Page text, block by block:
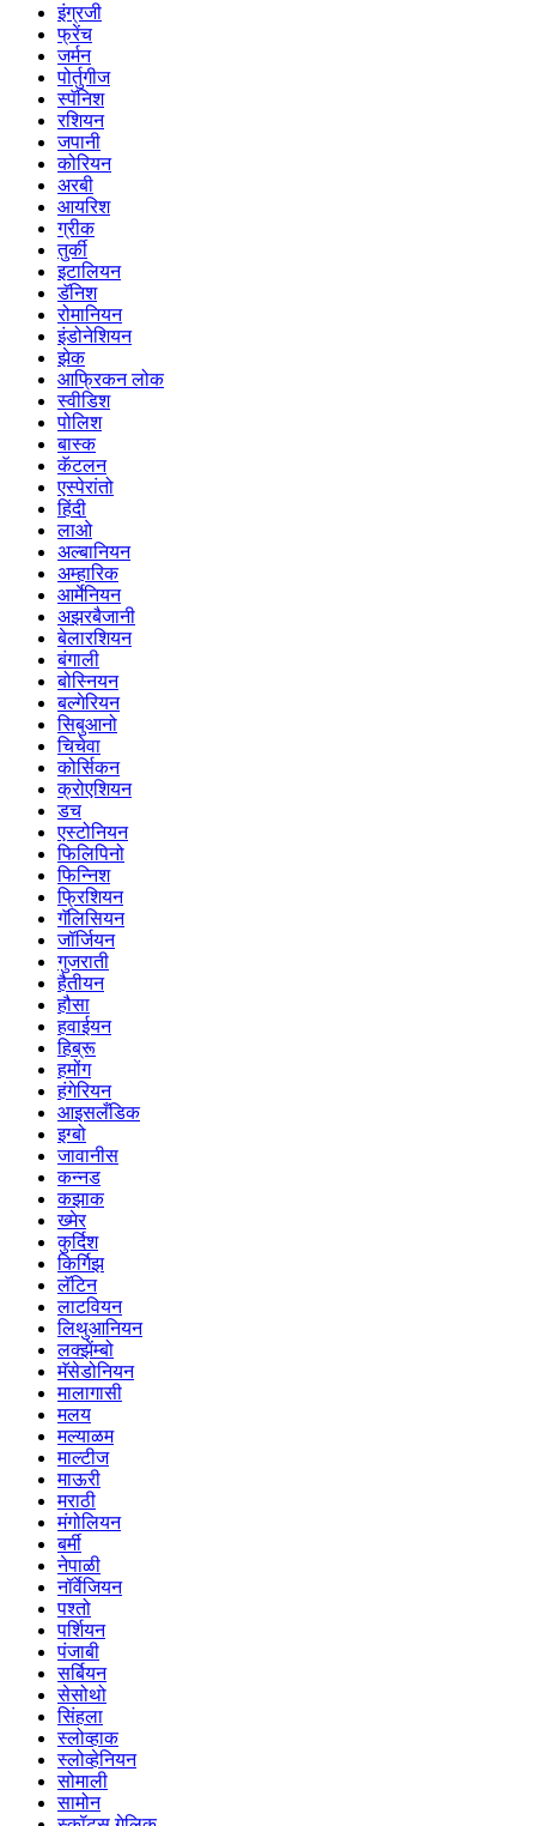
इंग्रजी
फ्रेंच
जर्मन
पोर्तुगीज
स्पॅनिश
रशियन
जपानी
कोरियन
अरबी
आयरिश
ग्रीक
तुर्की
इटालियन
डॅनिश
रोमानियन
इंडोनेशियन
झेक
आफ्रिकन लोक
स्वीडिश
पोलिश
बास्क
कॅटलन
एस्पेरांतो
हिंदी
लाओ
अल्बानियन
अम्हारिक
आर्मेनियन
अझरबैजानी
बेलारशियन
बंगाली
बोस्नियन
बल्गेरियन
सिबुआनो
चिचेवा
कोर्सिकन
क्रोएशियन
डच
एस्टोनियन
फिलिपिनो
फिन्निश
फ्रिशियन
गॅलिसियन
जॉर्जियन
गुजराती
हैतीयन
हौसा
हवाईयन
हिब्रू
हमोंग
हंगेरियन
आइसलँडिक
इग्बो
जावानीस
कन्नड
कझाक
ख्मेर
कुर्दिश
किर्गिझ
लॅटिन
लाटवियन
लिथुआनियन
लक्झेंम्बो
मॅसेडोनियन
मालागासी
मलय
मल्याळम
माल्टीज
माऊरी
मराठी
मंगोलियन
बर्मी
नेपाळी
नॉर्वेजियन
पश्तो
पर्शियन
पंजाबी
सर्बियन
सेसोथो
सिंहला
स्लोव्हाक
स्लोव्हेनियन
सोमाली
सामोन